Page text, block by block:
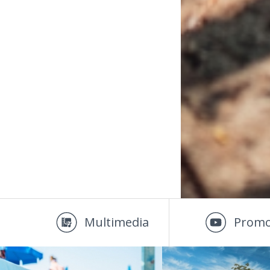
Multimedia